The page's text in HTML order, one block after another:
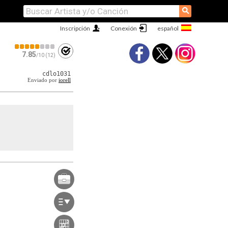
⚲
Conexión
Inscripción
7.85/10 (12)
cdlo1031
Enviado por iorell